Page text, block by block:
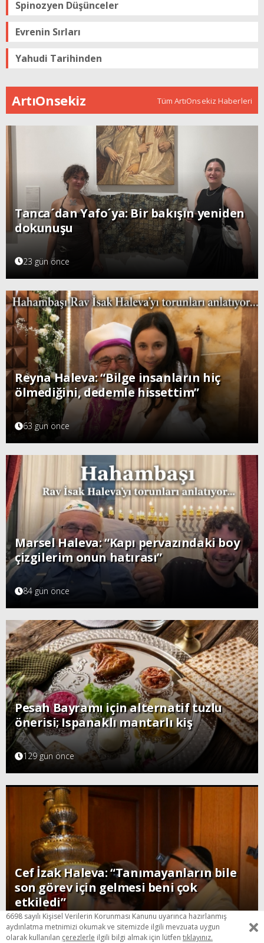
Spinozyen Düşünceler
Evrenin Sırları
Yahudi Tarihinden
ArtıOnsekiz Tüm ArtıOnsekiz Haberleri
Tanca´dan Yafo´ya: Bir bakışın yeniden
dokunuşu
23 gün önce
Reyna Haleva: “Bilge insanların hiç
ölmediğini, dedemle hissettim”
63 gün önce
Marsel Haleva: “Kapı pervazındaki boy
çizgilerim onun hatırası”
84 gün önce
Pesah Bayramı için alternatif tuzlu
önerisi; Ispanaklı mantarlı kiş
129 gün önce
Cef İzak Haleva: “Tanımayanların bile
son görev için gelmesi beni çok
etkiledi”
141 gün önce
6698 sayılı Kişisel Verilerin Korunması Kanunu uyarınca hazırlanmış
aydınlatma metnimizi okumak ve sitemizde ilgili mevzuata uygun
olarak kullanılan çerezlerle ilgili bilgi almak için lütfen tıklayınız.